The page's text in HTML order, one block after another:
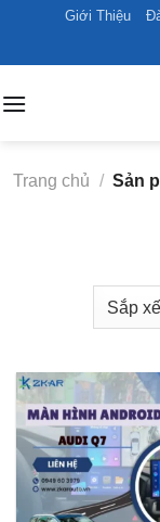
content
Giới Thiệu
Trang chủ / Sản